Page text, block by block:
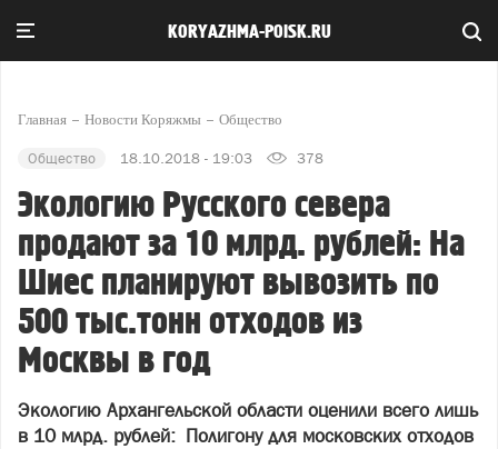
KORYAZHMA-POISK.RU
Главная Новости Коряжмы Общество
Общество 18.10.2018 - 19:03 378
Экологию Русского севера
продают за 10 млрд. рублей: На
Шиес планируют вывозить по
500 тыс.тонн отходов из
Москвы в год
Экологию Архангельской области оценили всего лишь
в 10 млрд. рублей: Полигону для московских отходов